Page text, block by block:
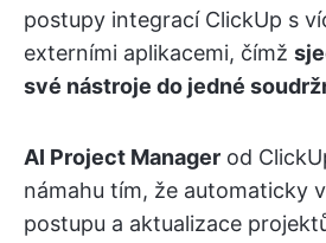
postupy integrací ClickUp s
externími aplikacemi, čímž
své nástroje do jedné
AI Project Manager od
námahu tím, že automaticky
postupu a aktualizace